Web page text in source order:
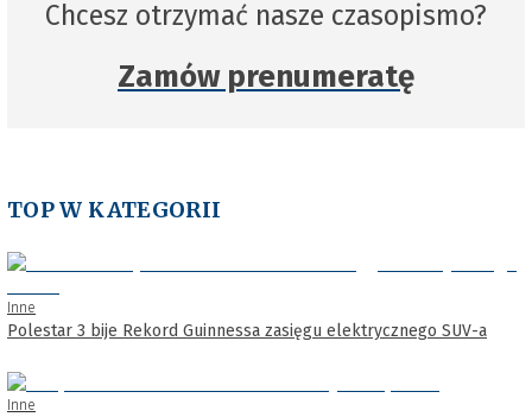
Chcesz otrzymać nasze czasopismo?
Zamów prenumeratę
TOP W KATEGORII
Inne
Polestar 3 bije Rekord Guinnessa zasięgu elektrycznego SUV-a
Inne